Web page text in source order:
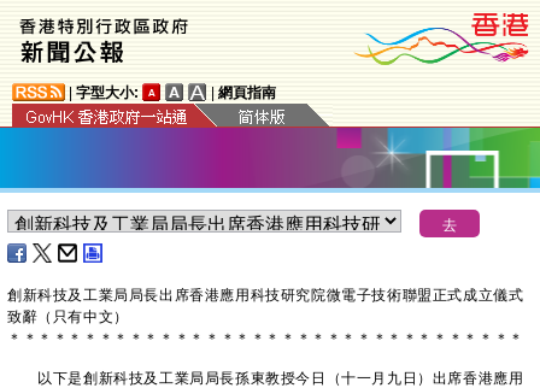
字型大小: 網頁指南
創新科技及工業局局長出席香港應用科技研究院微電子技術聯盟正式成立儀式
致辭（只有中文）
＊ ＊ ＊ ＊ ＊ ＊ ＊ ＊ ＊ ＊ ＊ ＊ ＊ ＊ ＊ ＊ ＊ ＊ ＊ ＊ ＊ ＊ ＊ ＊ ＊ ＊ ＊ ＊ ＊ ＊ ＊ ＊ ＊ ＊
以下是創新科技及工業局局長孫東教授今日（十一月九日）出席香港應用